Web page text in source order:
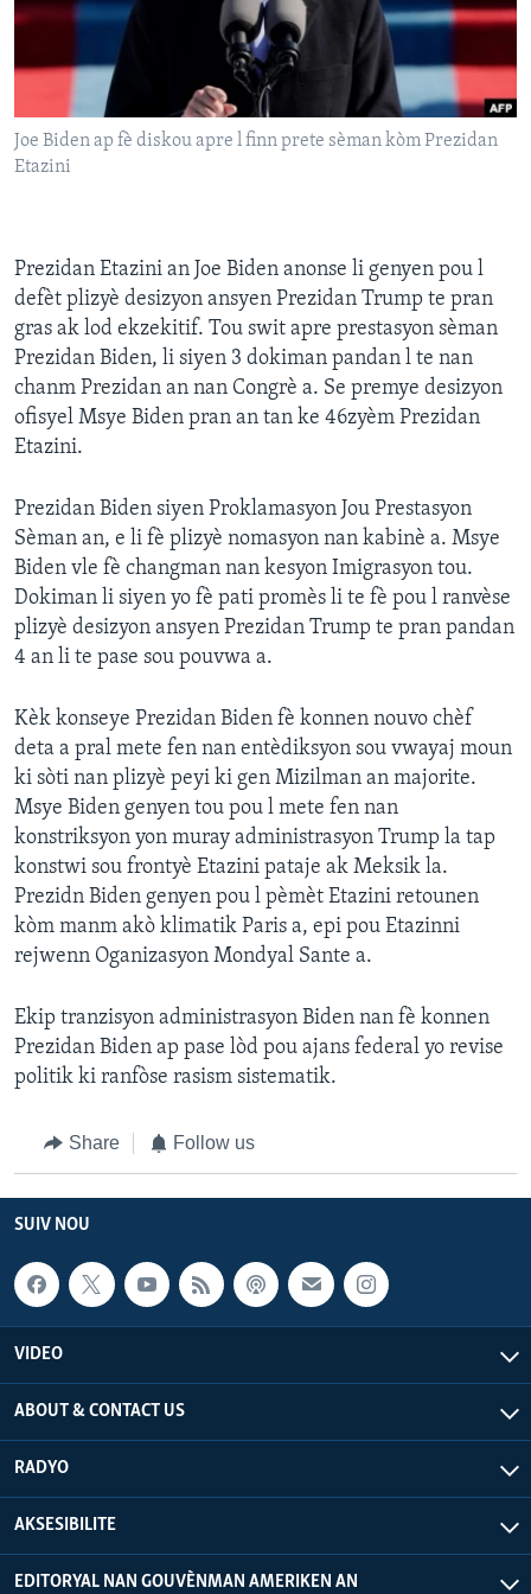
Languages
Joe Biden ap fè diskou apre l finn prete sèman kòm Prezidan
Etazini
Prezidan Etazini an Joe Biden anonse li genyen pou l
defèt plizyè desizyon ansyen Prezidan Trump te pran
gras ak lod ekzekitif. Tou swit apre prestasyon sèman
Prezidan Biden, li siyen 3 dokiman pandan l te nan
chanm Prezidan an nan Congrè a. Se premye desizyon
ofisyel Msye Biden pran an tan ke 46zyèm Prezidan
Etazini.
Prezidan Biden siyen Proklamasyon Jou Prestasyon
Sèman an, e li fè plizyè nomasyon nan kabinè a. Msye
Biden vle fè changman nan kesyon Imigrasyon tou.
Dokiman li siyen yo fè pati promès li te fè pou l ranvèse
plizyè desizyon ansyen Prezidan Trump te pran pandan
4 an li te pase sou pouvwa a.
Kèk konseye Prezidan Biden fè konnen nouvo chèf
deta a pral mete fen nan entèdiksyon sou vwayaj moun
ki sòti nan plizyè peyi ki gen Mizilman an majorite.
Msye Biden genyen tou pou l mete fen nan
konstriksyon yon muray administrasyon Trump la tap
konstwi sou frontyè Etazini pataje ak Meksik la.
Prezidn Biden genyen pou l pèmèt Etazini retounen
kòm manm akò klimatik Paris a, epi pou Etazinni
rejwenn Oganizasyon Mondyal Sante a.
Ekip tranzisyon administrasyon Biden nan fè konnen
Prezidan Biden ap pase lòd pou ajans federal yo revise
politik ki ranfòse rasism sistematik.
Share Follow us
SUIV NOU
VIDEO
ABOUT & CONTACT US
RADYO
AKSESIBILITE
EDITORYAL NAN GOUVÈNMAN AMERIKEN AN